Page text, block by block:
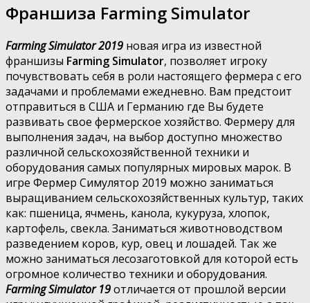
Франшиза Farming Simulator
Farming Simulator 2019 новая игра из известной
франшизы Farming Simulator, позволяет игроку
почувствовать себя в роли настоящего фермера с его
задачами и проблемами ежедневно. Вам предстоит
отправиться в США и Германию где Вы будете
развивать свое фермерское хозяйство. Фермеру для
выполнения задач, на выбор доступно множество
различной сельскохозяйственной техники и
оборудования самых популярных мировых марок. В
игре Фермер Симулятор 2019 можно заниматься
выращиванием сельскохозяйственных культур, таких
как: пшеница, ячмень, канола, кукуруза, хлопок,
картофель, свекла. Заниматься животноводством
разведением коров, кур, овец и лошадей. Так же
можно заниматься лесозаготовкой для которой есть
огромное количество техники и оборудования.
Farming Simulator 19отличается от прошлой версии